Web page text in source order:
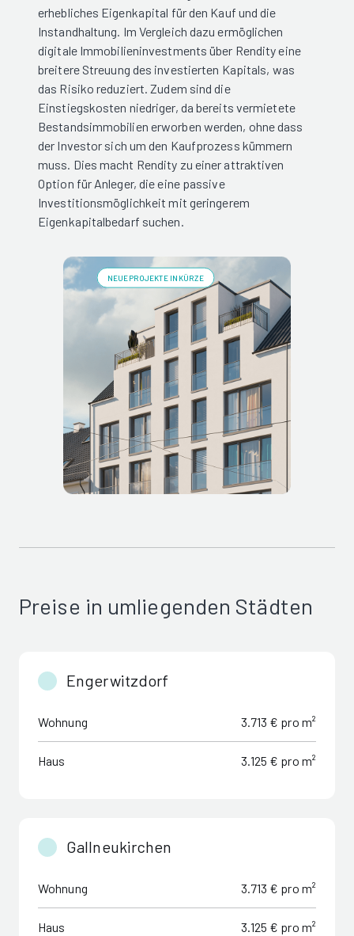
erhebliches Eigenkapital für den Kauf und die
Instandhaltung. Im Vergleich dazu ermöglichen
digitale Immobilieninvestments über Rendity eine
breitere Streuung des investierten Kapitals, was
das Risiko reduziert. Zudem sind die
Einstiegskosten niedriger, da bereits vermietete
Bestandsimmobilien erworben werden, ohne dass
der Investor sich um den Kaufprozess kümmern
muss. Dies macht Rendity zu einer attraktiven
Option für Anleger, die eine passive
Investitionsmöglichkeit mit geringerem
Eigenkapitalbedarf suchen.
NEUE PROJEKTE IN KÜRZE
Preise in umliegenden Städten
Engerwitzdorf
Wohnung 3.713 € pro m²
Haus 3.125 € pro m²
Gallneukirchen
Wohnung 3.713 € pro m²
Haus 3.125 € pro m²